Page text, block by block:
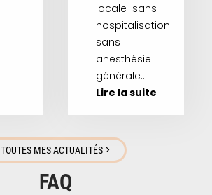
locale sans
hospitalisation
sans
anesthésie
générale…
Lire la suite
TOUTES MES ACTUALITÉS >
FAQ